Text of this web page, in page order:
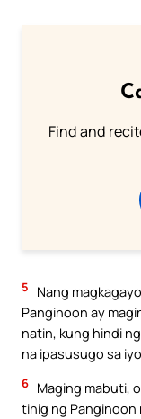
Find and
5
Nang
Panginoon ay
natin, kung hindi
na ipasusugo sa
6 Maging mabuti,
tinig ng Panginoon